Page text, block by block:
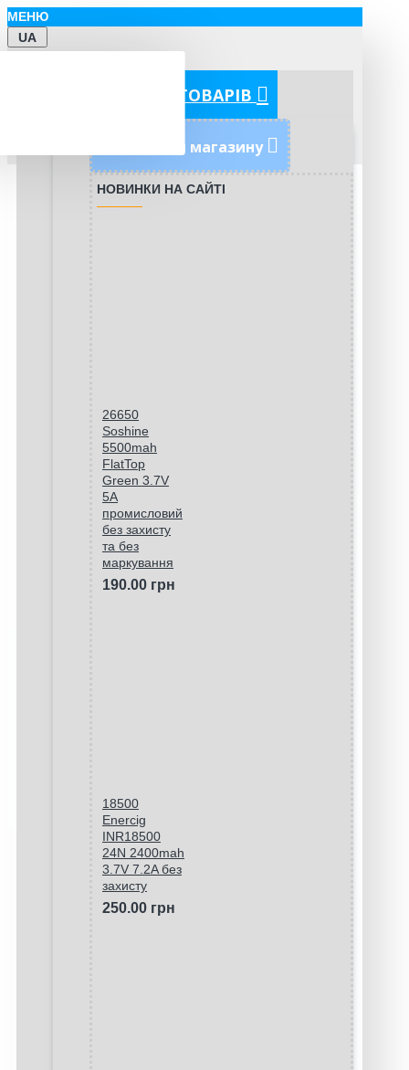
МЕНЮ
UA
КАТЕГОРІЇ ТОВАРІВ
Новинки магазину
НОВИНКИ НА САЙТІ
26650
Soshine
5500mah
FlatTop
Green 3.7V
5A
промисловий
без захисту
та без
маркування
190.00 грн
18500
Enercig
INR18500
24N 2400mah
3.7V 7.2A без
захисту
250.00 грн